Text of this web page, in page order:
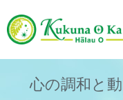
心の調和と